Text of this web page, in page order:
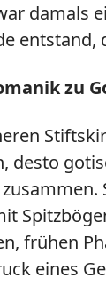
damals
zu
desto
frühen
eines